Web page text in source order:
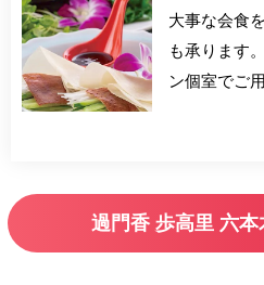
大事な会食
も承ります
ン個室でご用意
は直接店舗
過門香 歩高里 六